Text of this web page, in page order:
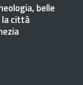
belle
la città